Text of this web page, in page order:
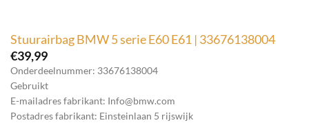
Stuurairbag BMW 5 serie E60 E61 | 33676138004
€39,99
Onderdeelnummer: 33676138004
Gebruikt
E-mailadres fabrikant: Info@bmw.com
Postadres fabrikant: Einsteinlaan 5 rijswijk